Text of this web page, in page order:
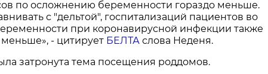
по осложнению беременности гораздо меньше.
с "дельтой", госпитализаций пациентов во
при коронавирусной инфекции также
меньше», - цитирует БЕЛТА слова Неденя.
затронута тема посещения роддомов.